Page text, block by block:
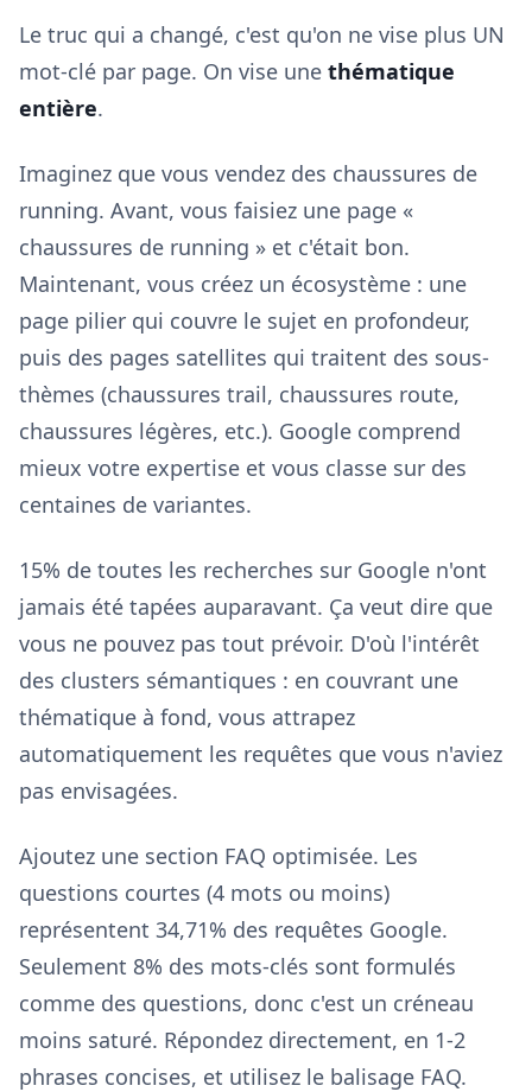
Le truc qui a changé, c'est qu'on ne vise plus UN
mot-clé par page. On vise une thématique
entière.
Imaginez que vous vendez des chaussures de
running. Avant, vous faisiez une page «
chaussures de running » et c'était bon.
Maintenant, vous créez un écosystème : une
page pilier qui couvre le sujet en profondeur,
puis des pages satellites qui traitent des sous-
thèmes (chaussures trail, chaussures route,
chaussures légères, etc.). Google comprend
mieux votre expertise et vous classe sur des
centaines de variantes.
15% de toutes les recherches sur Google n'ont
jamais été tapées auparavant. Ça veut dire que
vous ne pouvez pas tout prévoir. D'où l'intérêt
des clusters sémantiques : en couvrant une
thématique à fond, vous attrapez
automatiquement les requêtes que vous n'aviez
pas envisagées.
Ajoutez une section FAQ optimisée. Les
questions courtes (4 mots ou moins)
représentent 34,71% des requêtes Google.
Seulement 8% des mots-clés sont formulés
comme des questions, donc c'est un créneau
moins saturé. Répondez directement, en 1-2
phrases concises, et utilisez le balisage FAQ.